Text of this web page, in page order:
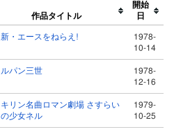
作品タイトル
開始
日
新・エースをねらえ!
1978-
10-14
ルパン三世
1978-
12-16
キリン名曲ロマン劇場 さすらい
の少女ネル
1979-
10-25